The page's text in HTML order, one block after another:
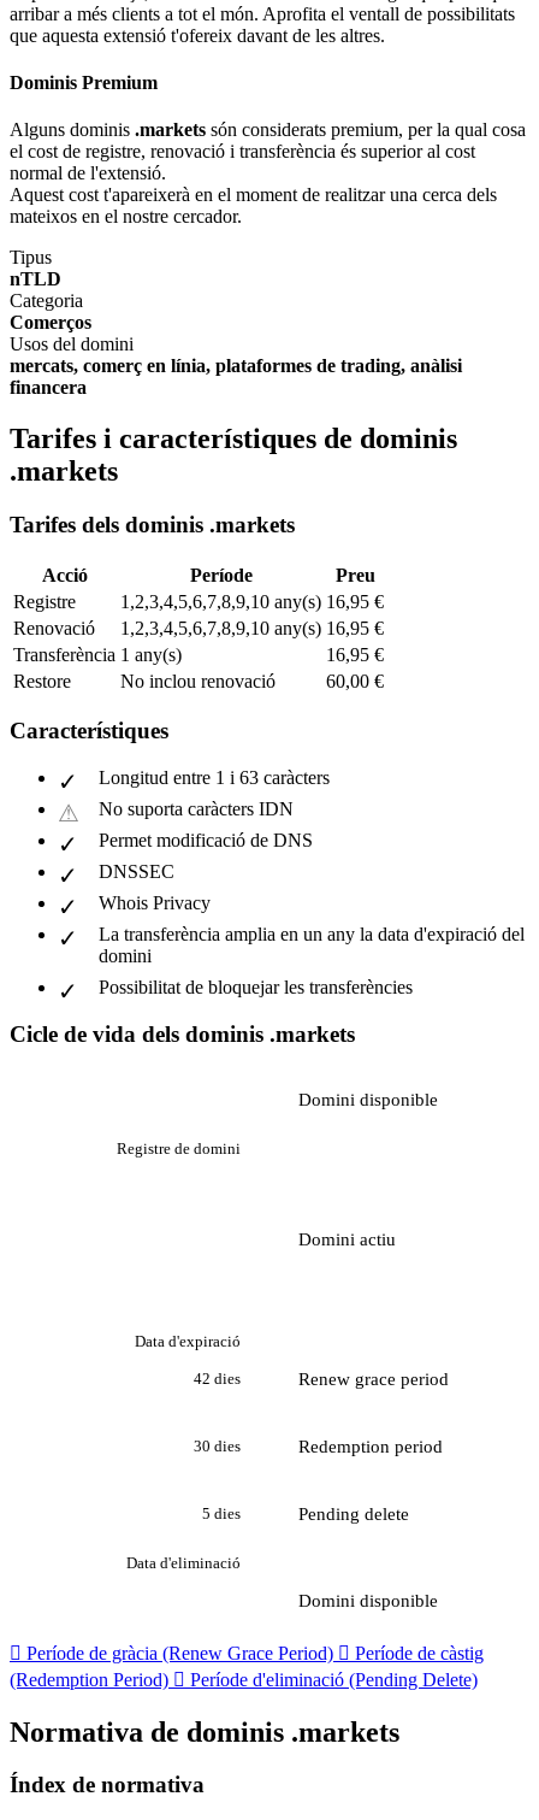
arribar a més clients a tot el món. Aprofita el ventall de possibilitats
que aquesta extensió t'ofereix davant de les altres.
Dominis Premium
Alguns dominis .markets són considerats premium, per la qual cosa
el cost de registre, renovació i transferència és superior al cost
normal de l'extensió.
Aquest cost t'apareixerà en el moment de realitzar una cerca dels
mateixos en el nostre cercador.
Tipus
nTLD
Categoria
Comerços
Usos del domini
mercats, comerç en línia, plataformes de trading, anàlisi
financera
Tarifes i característiques de dominis
.markets
Tarifes dels dominis .markets
Acció Període
Preu
Registre
1,2,3,4,5,6,7,8,9,10 any(s) 16,95 €
Renovació
1,2,3,4,5,6,7,8,9,10 any(s) 16,95 €
Transferència 1 any(s)
16,95 €
Restore
No inclou renovació 60,00 €
Característiques
Longitud entre 1 i 63 caràcters
No suporta caràcters IDN
Permet modificació de DNS
DNSSEC
Whois Privacy
La transferència amplia en un any la data d'expiració del
domini
Possibilitat de bloquejar les transferències
Cicle de vida dels dominis .markets
Domini disponible
Registre de domini
Domini actiu
Data d'expiració
42 dies Renew grace period
30 dies Redemption period
5 dies Pending delete
Data d'eliminació
Domini disponible
 Període de gràcia (Renew Grace Period)  Període de càstig
(Redemption Period)  Període d'eliminació (Pending Delete)
Normativa de dominis .markets
Índex de normativa